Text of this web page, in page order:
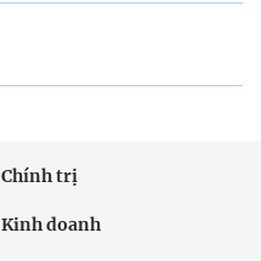
Chính trị
Kinh doanh